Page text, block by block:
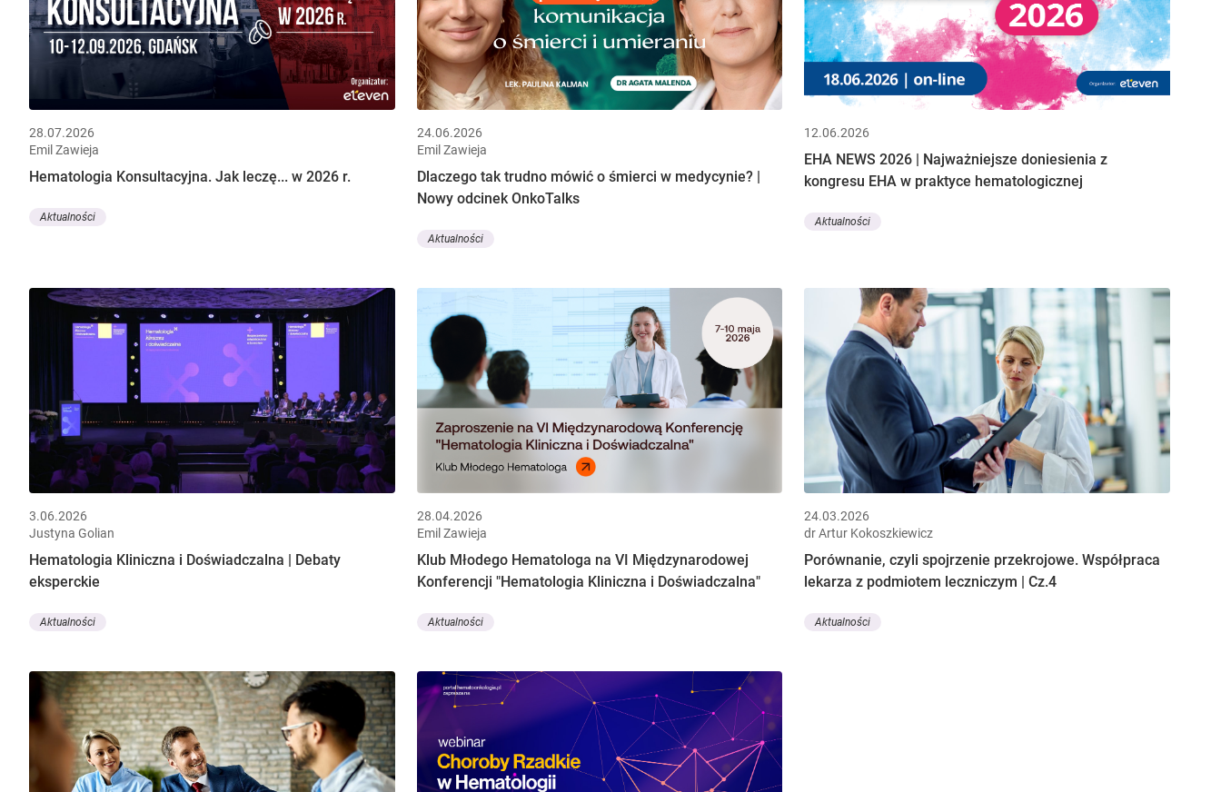
28.07.2026
Emil Zawieja
Hematologia Konsultacyjna. Jak leczę... w 2026 r.
Aktualności
24.06.2026
Emil Zawieja
Dlaczego tak trudno mówić o śmierci w medycynie? |
Nowy odcinek OnkoTalks
Aktualności
12.06.2026
EHA NEWS 2026 | Najważniejsze doniesienia z
kongresu EHA w praktyce hematologicznej
Aktualności
3.06.2026
Justyna Golian
Hematologia Kliniczna i Doświadczalna | Debaty
eksperckie
Aktualności
28.04.2026
Emil Zawieja
Klub Młodego Hematologa na VI Międzynarodowej
Konferencji "Hematologia Kliniczna i Doświadczalna"
Aktualności
24.03.2026
dr Artur Kokoszkiewicz
Porównanie, czyli spojrzenie przekrojowe. Współpraca
lekarza z podmiotem leczniczym | Cz.4
Aktualności